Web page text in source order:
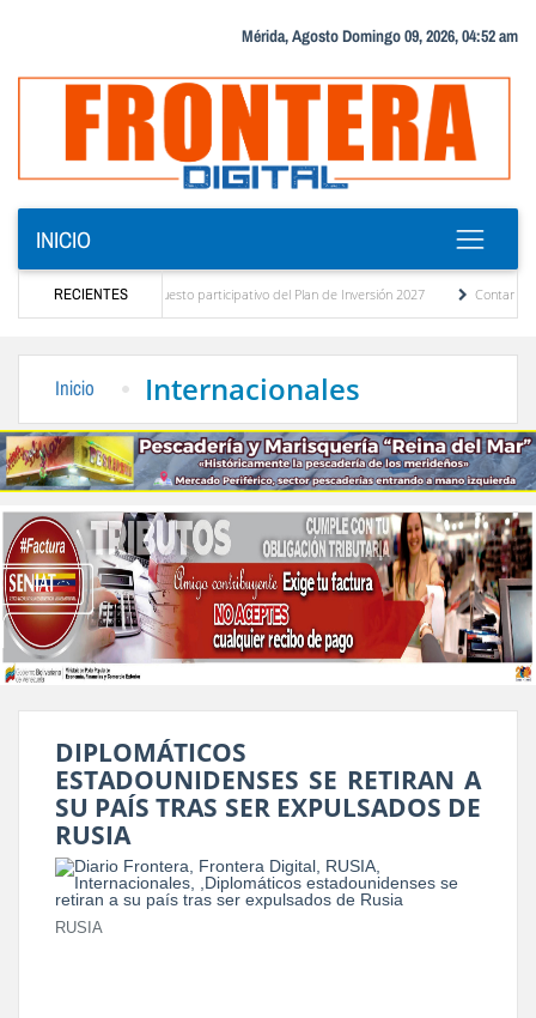
Mérida, Agosto Domingo 09, 2026, 04:52 am
INICIO
RECIENTES
del presupuesto participativo del Plan de Inversión 2027
Inicio Internacionales
DIPLOMÁTICOS
ESTADOUNIDENSES SE RETIRAN A
SU PAÍS TRAS SER EXPULSADOS DE
RUSIA
RUSIA